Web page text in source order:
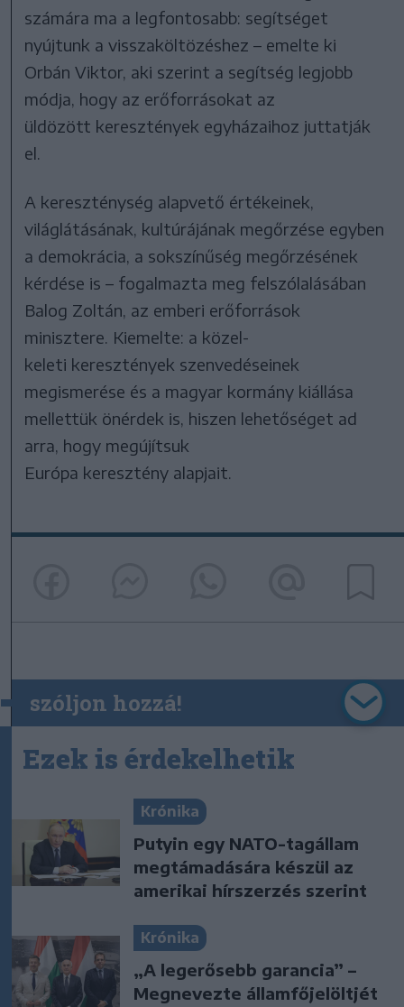
számára ma a legfontosabb: segítséget
nyújtunk a visszaköltözéshez – emelte ki
Orbán Viktor, aki szerint a segítség legjobb
módja, hogy az erőforrásokat az
üldözött keresztények egyházaihoz juttatják
el.
A kereszténység alapvető értékeinek,
világlátásának, kultúrájának megőrzése egyben
a demokrácia, a sokszínűség megőrzésének
kérdése is – fogalmazta meg felszólalásában
Balog Zoltán, az emberi erőforrások
minisztere. Kiemelte: a közel-
keleti keresztények szenvedéseinek
megismerése és a magyar kormány kiállása
mellettük önérdek is, hiszen lehetőséget ad
arra, hogy megújítsuk
Európa keresztény alapjait.
szóljon hozzá!
Ezek is érdekelhetik
Krónika
Putyin egy NATO-tagállam
megtámadására készül az
amerikai hírszerzés szerint
Krónika
„A legerősebb garancia” –
Megnevezte államfőjelöltjét